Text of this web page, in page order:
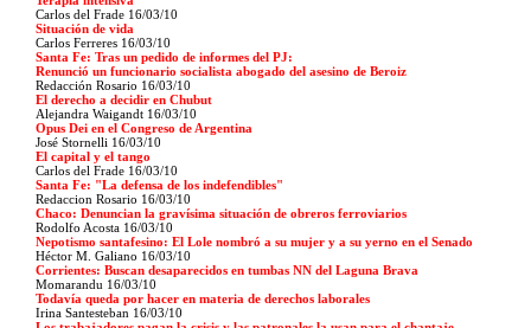
Carlos del Frade 16/03/10
Situación de vida
Carlos Ferreres 16/03/10
Santa Fe: Tras un pedido de informes del PJ:
Renunció un funcionario socialista abogado del asesino de Beroiz
Redacción Rosario 16/03/10
El derecho a decidir en Chubut
Alejandra Waigandt 16/03/10
Opus Dei en el Congreso de Argentina
José Stornelli 16/03/10
El capital y el tango
Carlos del Frade 16/03/10
Santa Fe: "La defensa de los indefendibles"
Redaccion Rosario 16/03/10
Chaco: Denuncian la gravísima situación de obreros ferroviarios
Rodolfo Acosta 16/03/10
Nepotismo santafesino: El Lole nombró a su mujer y a su yerno en el Senado
Héctor M. Galiano 16/03/10
Corrientes: Buscan desaparecidos en tumbas NN del Laguna Brava
Momarandu 16/03/10
Todavía queda por hacer en materia de derechos laborales
Irina Santesteban 16/03/10